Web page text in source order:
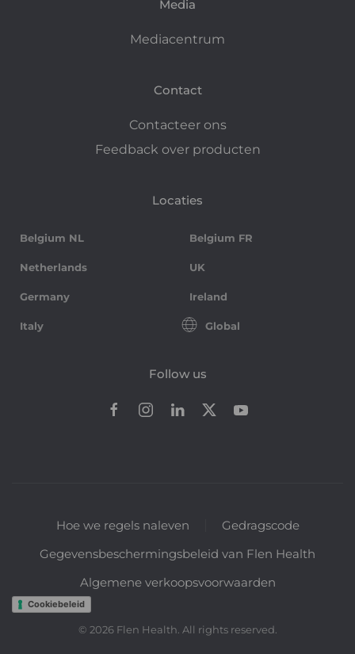
Media
Mediacentrum
Contact
Contacteer ons
Feedback over producten
Locaties
Belgium NL Belgium FR
Netherlands UK
Germany Ireland
Italy Global
Follow us
Hoe we regels naleven
Gedragscode
Gegevensbeschermingsbeleid van Flen Health
Algemene verkoopsvoorwaarden
Cookiebeleid
© 2026Flen Health. All rights reserved.